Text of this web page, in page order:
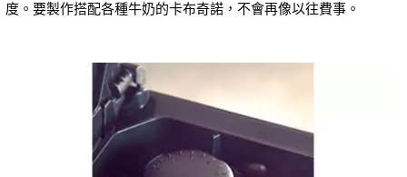
度。要製作搭配各種牛奶的卡布奇諾，不會再像以往費事。